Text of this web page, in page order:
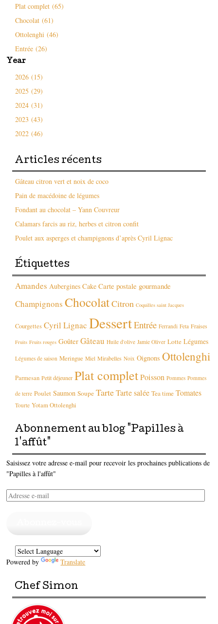
Plat complet (65)
Chocolat (61)
Ottolenghi (46)
Entrée (26)
Year
2026 (15)
2025 (29)
2024 (31)
2023 (43)
2022 (46)
Articles récents
Gâteau citron vert et noix de coco
Pain de macédoine de légumes
Fondant au chocolat – Yann Couvreur
Calamars farcis au riz, herbes et citron confit
Poulet aux asperges et champignons d’après Cyril Lignac
Étiquettes
Amandes Aubergines Cake Carte postale gourmande
Champignons ChocolatCitron Coquilles saint Jacques
Courgettes Cyril Lignac DessertEntrée Ferrandi Feta Fraises
Fruits Fruits rouges Goûter Gâteau Huile d'olive Jamie Oliver Lotte Légumes
Légumes de saison Meringue Miel Mirabelles Noix Oignons Ottolenghi
Parmesan Petit déjeuner Plat completPoisson Pommes Pommes
de terre Poulet Saumon Soupe TarteTarte salée Tea time Tomates
Tourte Yotam Ottolenghi
Abonnement au blog "Papilles à
l'affût"
Saisissez votre adresse e-mail pour recevoir les prochaines publications de
"Papilles à l'affût"
Adresse
e-
Powered by Translate
Chef Simon